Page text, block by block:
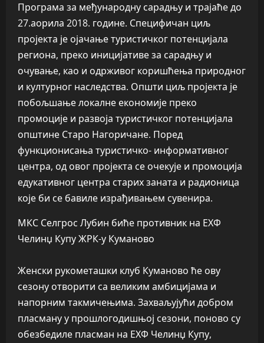
Програма за међународну сарадњу и трајаће до
27.аорила 2018. године. Специфичан циљ
пројекта је ојачање туристичког потенцијала
региона, преко иницијативе за сарадњу и
очување, као и одрживог коришћења природног
и културног наследства. Општи циљ пројекта је
побољшање локалне економије преко
промоције и развоја туристичког потенцијала
општине Старо Нагоричане. Поред
функционисања туристичко- информативног
центра, од овог пројекта се очекује и промоција
едукативног центра старих заната и радионица
које би се бавиле израђивањем сувенира.
МКС Селгрос Лубин биће противник на ЕХФ
Челинџ Купу ЖРК-у Куманово
Женски рукометашки клуб Куманово ће ову
сезону отворити са великим амбицијама и
напорним такмичењима. Захваљујући добром
пласману у прошлогодишњој сезони, поново су
обезбедиле пласман на ЕХФ Челинџ Купу,